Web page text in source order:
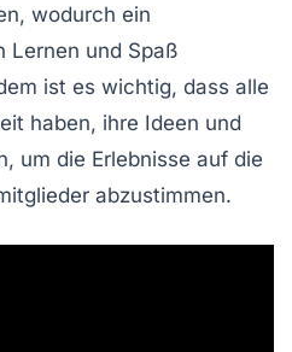
wodurch ein
Lernen und Spaß
ist es wichtig, dass alle
haben, ihre Ideen und
um die Erlebnisse auf die
abzustimmen.